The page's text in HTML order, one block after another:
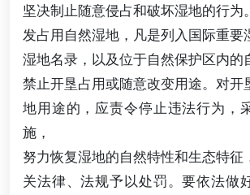
坚决制止随意侵占和破坏湿地的行为
发占用自然湿地，凡是列入国际重要
湿地名录，以及位于自然保护区内的
禁止开垦占用或随意改变用途。对开
地用途的，应责令停止违法行为，
施，
努力恢复湿地的自然特性和生态特征
关法律、法规予以处罚。要依法做